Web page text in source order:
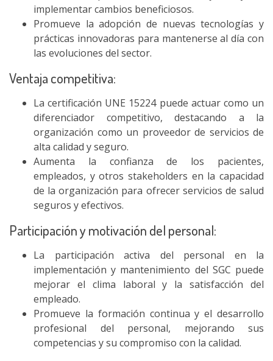
implementar cambios beneficiosos.
Promueve la adopción de nuevas tecnologías y
prácticas innovadoras para mantenerse al día con
las evoluciones del sector.
Ventaja competitiva:
La certificación UNE 15224 puede actuar como un
diferenciador competitivo, destacando a la
organización como un proveedor de servicios de
alta calidad y seguro.
Aumenta la confianza de los pacientes,
empleados, y otros stakeholders en la capacidad
de la organización para ofrecer servicios de salud
seguros y efectivos.
Participación y motivación del personal:
La participación activa del personal en la
implementación y mantenimiento del SGC puede
mejorar el clima laboral y la satisfacción del
empleado.
Promueve la formación continua y el desarrollo
profesional del personal, mejorando sus
competencias y su compromiso con la calidad.